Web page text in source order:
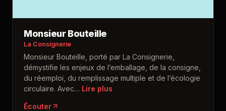
Monsieur Bouteille
La Consignerie
Monsieur Bouteille, porté par La Consignerie,
démystifie les enjeux de l’emballage, de la consigne,
du réemploi, du remplissage multiple et de l’écologie
circulaire. Avec…
Écouter